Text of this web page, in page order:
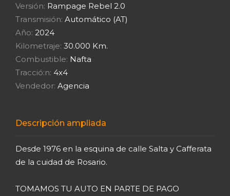
Versión: Rampage Rebel 2.0
Transmisión: Automático (AT)
Año: 2024
Kilometraje: 30.000 Km.
Combustible: Nafta
Tracció:n: 4x4
Vendedor: Agencia
Descripción ampliada
Desde 1976 en la esquina de calle Salta y Cafferata
de la cuidad de Rosario.
TOMAMOS TU AUTO EN PARTE DE PAGO